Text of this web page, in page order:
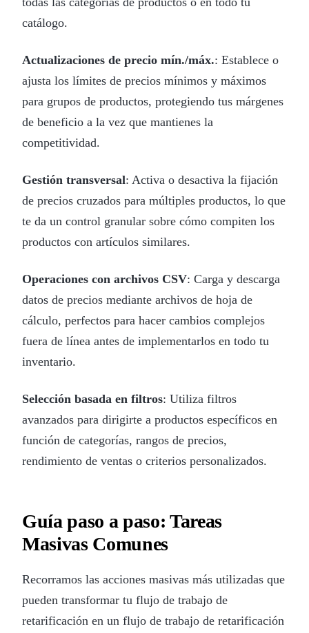
catálogo.
Actualizaciones de precio mín./máx.: Establece o
ajusta los límites de precios mínimos y máximos
para grupos de productos, protegiendo tus márgenes
de beneficio a la vez que mantienes la
competitividad.
Gestión transversal: Activa o desactiva la fijación
de precios cruzados para múltiples productos, lo que
te da un control granular sobre cómo compiten los
productos con artículos similares.
Operaciones con archivos CSV: Carga y descarga
datos de precios mediante archivos de hoja de
cálculo, perfectos para hacer cambios complejos
fuera de línea antes de implementarlos en todo tu
inventario.
Selección basada en filtros: Utiliza filtros
avanzados para dirigirte a productos específicos en
función de categorías, rangos de precios,
rendimiento de ventas o criterios personalizados.
Guía paso a paso: Tareas
Masivas Comunes
Recorramos las acciones masivas más utilizadas que
pueden transformar tu flujo de trabajo de
retarificación en un flujo de trabajo de retarificación